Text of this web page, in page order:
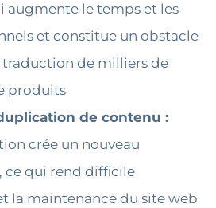
augmente le temps et les
et constitue un obstacle
de milliers de
produits
de contenu :
crée un nouveau
ce qui rend difficile
la maintenance du site web